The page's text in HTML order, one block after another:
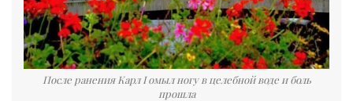
После ранения Карл I омыл ногу в целебной воде и боль
прошла